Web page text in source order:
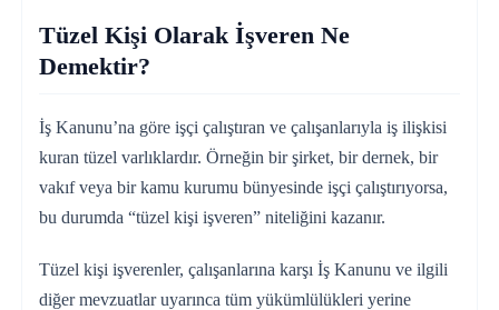
Tüzel Kişi Olarak İşveren Ne
Demektir?
İş Kanunu’na göre işçi çalıştıran ve çalışanlarıyla iş ilişkisi
kuran tüzel varlıklardır. Örneğin bir şirket, bir dernek, bir
vakıf veya bir kamu kurumu bünyesinde işçi çalıştırıyorsa,
bu durumda “tüzel kişi işveren” niteliğini kazanır.
Tüzel kişi işverenler, çalışanlarına karşı İş Kanunu ve ilgili
diğer mevzuatlar uyarınca tüm yükümlülükleri yerine